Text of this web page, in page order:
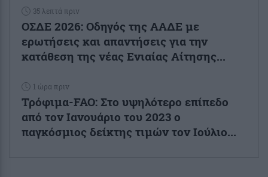
35 λεπτά πριν
ΟΣΔΕ 2026: Οδηγός της ΑΑΔΕ με
ερωτήσεις και απαντήσεις για την
κατάθεση της νέας Ενιαίας Αίτησης...
1 ώρα πριν
Τρόφιμα-FAO: Στο υψηλότερο επίπεδο
από τον Ιανουάριο του 2023 o
παγκόσμιος δείκτης τιμών τον Ιούλιο...